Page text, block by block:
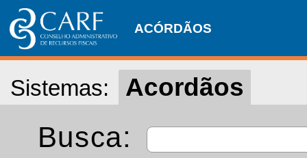
ACÓRDÃOS
Sistemas: Acordãos
Busca: